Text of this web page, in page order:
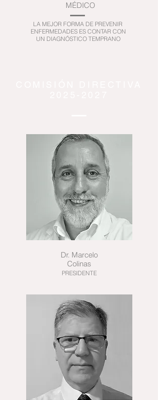
MÉDICO
LA MEJOR FORMA DE PREVENIR
ENFERMEDADES ES CONTAR CON
UN DIAGNÓSTICO TEMPRANO
Dr. Marcelo
Colinas
PRESIDENTE